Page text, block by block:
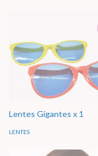
Lentes Gigantes x 1
LENTES